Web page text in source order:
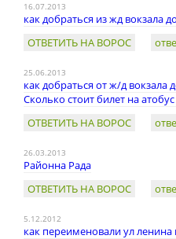
16.07.2013
как добраться из жд вокзала
ОТВЕТИТЬ НА ВОРОС
25.06.2013
как добраться от ж/д вокзала
Сколько стоит билет на
ОТВЕТИТЬ НА ВОРОС
26.03.2013
Районна Рада
ОТВЕТИТЬ НА ВОРОС
5.12.2012
как переименовали ул ленина